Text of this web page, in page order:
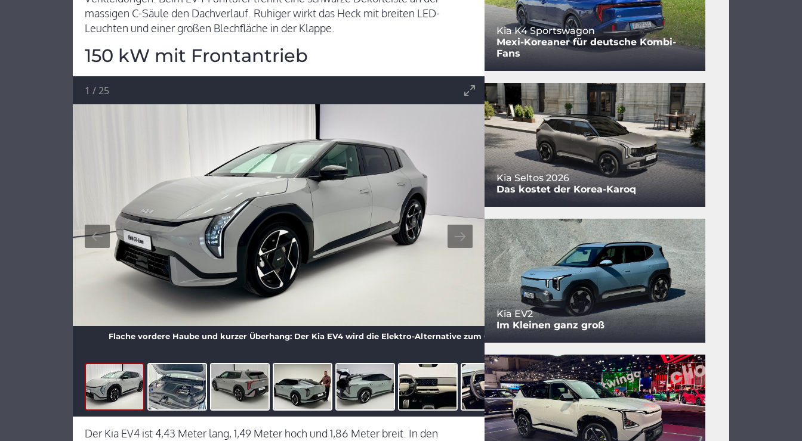
massigen C-Säule den Dachverlauf. Ruhiger wirkt das Heck mit breiten LED-
Leuchten und einer großen Blechfläche in der Klappe.
150 kW mit Frontantrieb
Flache vordere Haube und kurzer Überhang: Der Kia EV4 wird die Elektro-Alternative zum Ceed.
1 /25
Der Kia EV4 ist 4,43 Meter lang, 1,49 Meter hoch und 1,86 Meter breit. In den
Kia K4 Sportswagon
Mexi-Koreaner für deutsche Kombi-
Fans
Kia Seltos 2026
Das kostet der Korea-Karoq
Kia EV2
Im Kleinen ganz groß